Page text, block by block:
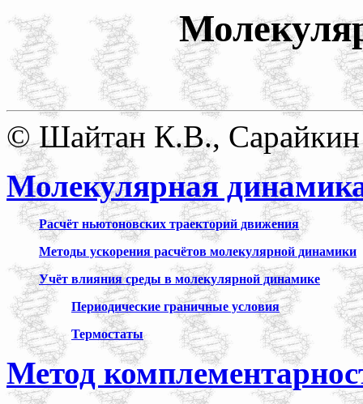
© Шайтан К.В.,
Молекулярная
Расчёт ньютоновских траекторий движения
Методы ускорения расчётов молекулярной динамики
Учёт влияния среды в молекулярной динамике
Периодические граничные условия
Термостаты
Метод